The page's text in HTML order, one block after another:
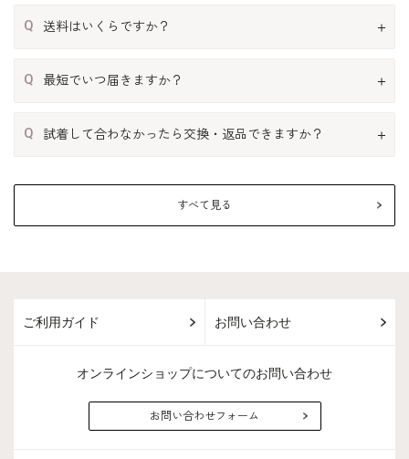
Q 送料はいくらですか？
Q 最短でいつ届きますか？
Q 試着して合わなかったら交換・返品できますか？
すべて見る
ご利用ガイド お問い合わせ
オンラインショップについてのお問い合わせ
お問い合わせフォーム